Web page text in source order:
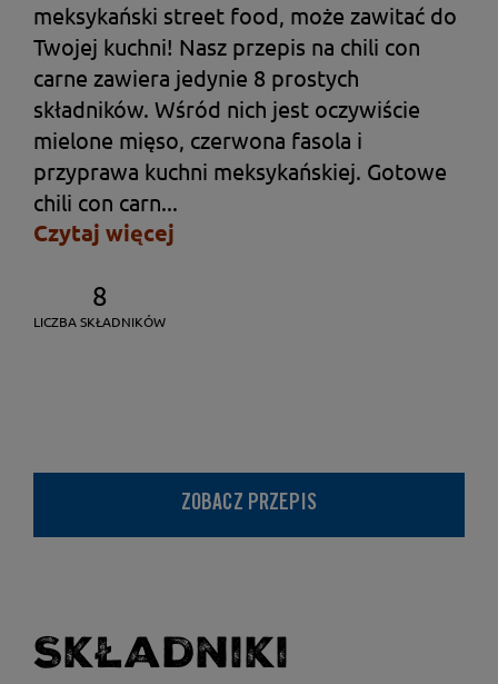
meksykański street food, może zawitać do
Twojej kuchni! Nasz przepis na chili con
carne zawiera jedynie 8 prostych
składników. Wśród nich jest oczywiście
mielone mięso, czerwona fasola i
przyprawa kuchni meksykańskiej. Gotowe
chili con carn...
Czytaj więcej
8
LICZBA SKŁADNIKÓW
ZOBACZ PRZEPIS
Składniki